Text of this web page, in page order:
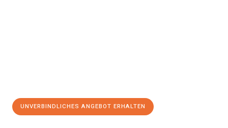
UNVERBINDLICHES ANGEBOT ERHALTEN